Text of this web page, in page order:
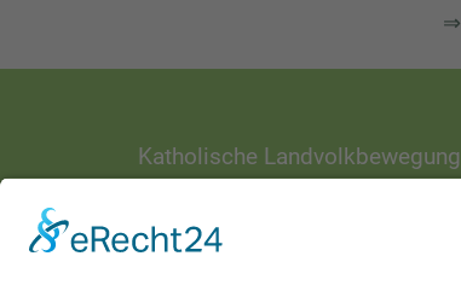
⇒
Katholische Landvolkbewegung
Ottostraße 1